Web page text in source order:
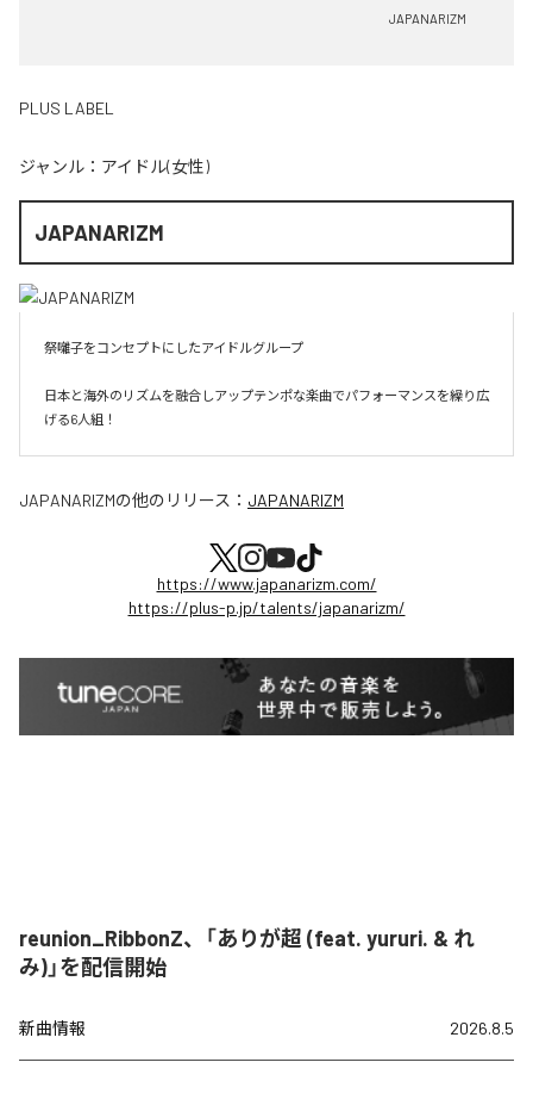
JAPANARIZM
PLUS LABEL
ジャンル： アイドル(女性)
JAPANARIZM
祭囃子をコンセプトにしたアイドルグループ
日本と海外のリズムを融合しアップテンポな楽曲でパフォーマンスを繰り広
げる6人組！
JAPANARIZMの他のリリース： JAPANARIZM
https://www.japanarizm.com/
https://plus-p.jp/talents/japanarizm/
reunion_RibbonZ、「ありが超 (feat. yururi. & れ
み)」を配信開始
新曲情報 2026.8.5